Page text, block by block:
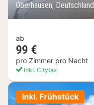
Oberhausen, Deutschland
ab
99 €
pro Zimmer pro Nacht
Inkl. Citytax
Inkl. Frühstück